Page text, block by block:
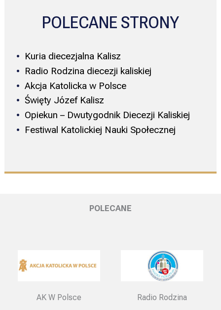
POLECANE STRONY
Kuria diecezjalna Kalisz
Radio Rodzina diecezji kaliskiej
Akcja Katolicka w Polsce
Święty Józef Kalisz
Opiekun – Dwutygodnik Diecezji Kaliskiej
Festiwal Katolickiej Nauki Społecznej
POLECANE
AK W Polsce Radio Rodzina